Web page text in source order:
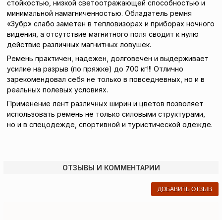
стойкостью, низкой светоотражающей способностью и
минимальной намагниченностью. Обладатель ремня
«Зубр» слабо заметен в тепловизорах и приборах ночного
видения, а отсутствие магнитного поля сводит к нулю
действие различных магнитных ловушек.
Ремень практичен, надежен, долговечен и выдерживает
усилие на разрыв (по пряжке) до 700 кг!!! Отлично
зарекомендовал себя не только в повседневных, но и в
реальных полевых условиях.
Применение лент различных ширин и цветов позволяет
использовать ремень не только силовыми структурами,
но и в спецодежде, спортивной и туристической одежде.
ОТЗЫВЫ И КОММЕНТАРИИ
ДОБАВИТЬ ОТЗЫВ